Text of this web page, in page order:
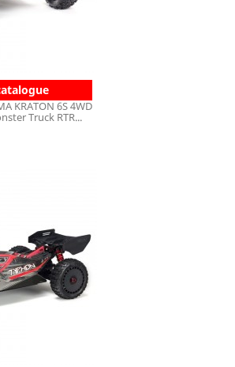
KRATON 6S 4WD
Truck RTR...